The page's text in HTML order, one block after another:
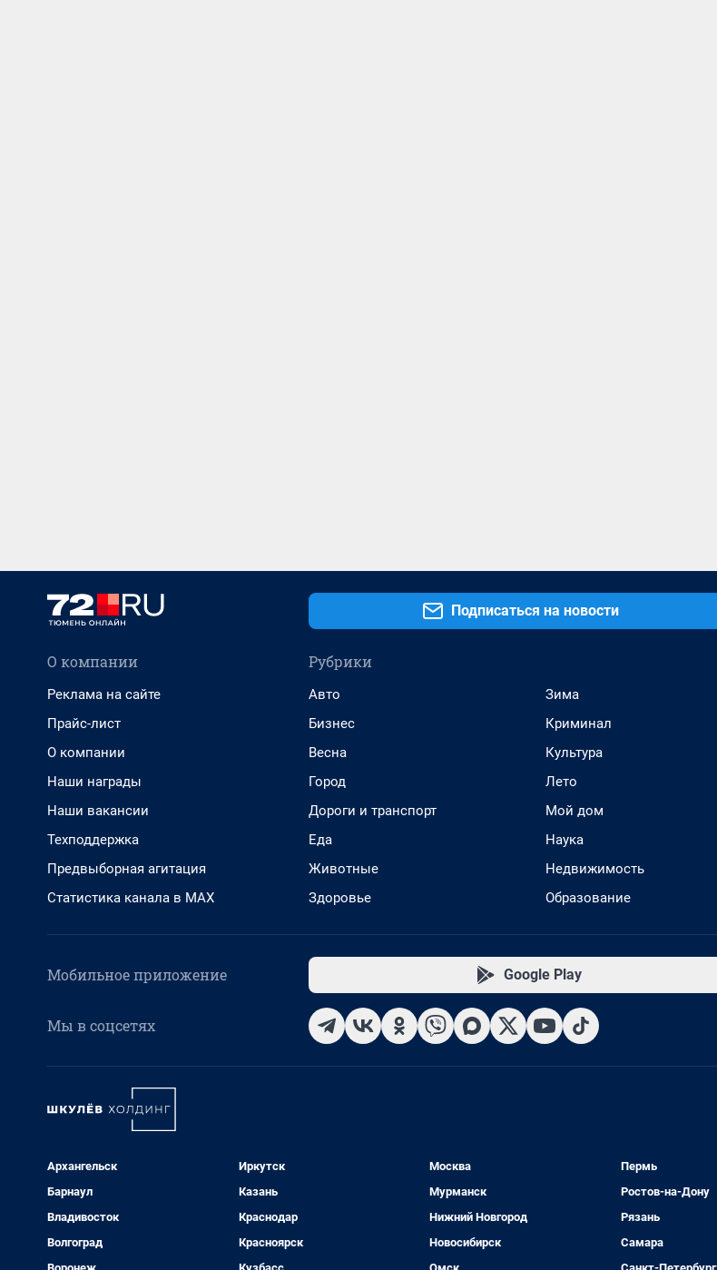
Подписаться на новости
О компании
Реклама на сайте
Прайс-лист
О компании
Наши награды
Наши вакансии
Техподдержка
Предвыборная агитация
Статистика канала в MAX
Рубрики
Авто
Бизнес
Весна
Город
Дороги и транспорт
Еда
Животные
Здоровье
Зима
Криминал
Культура
Лето
Мой дом
Наука
Недвижимость
Образование
Мобильное приложение Google Play
Мы в соцсетях
Архангельск
Барнаул
Владивосток
Волгоград
Иркутск
Казань
Краснодар
Красноярск
Москва
Мурманск
Нижний Новгород
Новосибирск
Пермь
Ростов-на-Дону
Рязань
Самара